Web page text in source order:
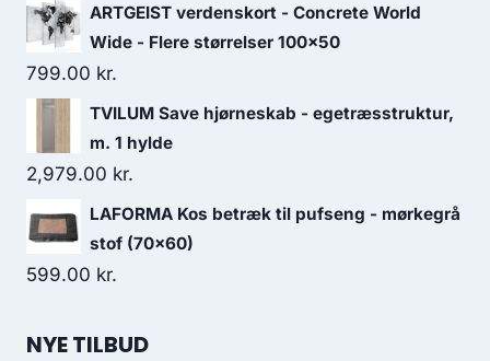
ARTGEIST verdenskort - Concrete World
Wide - Flere størrelser 100x50
799.00 kr.
TVILUM Save hjørneskab - egetræsstruktur,
m. 1 hylde
2,979.00 kr.
LAFORMA Kos betræk til pufseng - mørkegrå
stof (70x60)
599.00 kr.
NYE TILBUD